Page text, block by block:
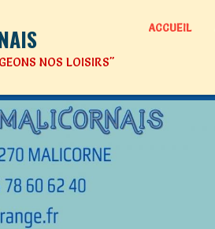
NOS LOISIRS"
ACCUEIL